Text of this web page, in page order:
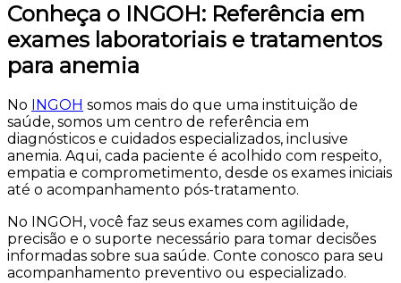
Conheça o INGOH: Referência em
exames laboratoriais e tratamentos
para anemia
No INGOH somos mais do que uma instituição de
saúde, somos um centro de referência em
diagnósticos e cuidados especializados, inclusive
anemia. Aqui, cada paciente é acolhido com respeito,
empatia e comprometimento, desde os exames iniciais
até o acompanhamento pós-tratamento.
No INGOH, você faz seus exames com agilidade,
precisão e o suporte necessário para tomar decisões
informadas sobre sua saúde. Conte conosco para seu
acompanhamento preventivo ou especializado.